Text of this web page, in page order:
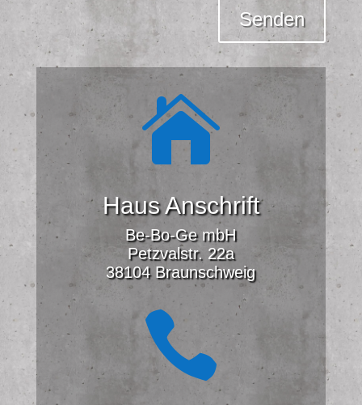
Senden
Alternative:

Haus Anschrift
Be-Bo-Ge mbH
Petzvalstr. 22a
38104 Braunschweig
